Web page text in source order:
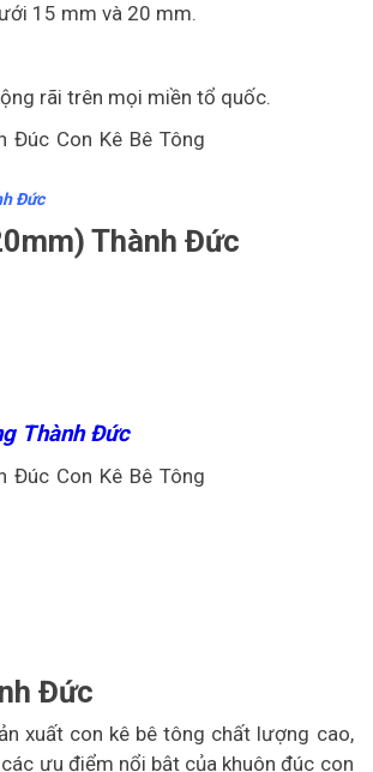
15 mm và 20 mm.
rãi trên mọi miền tổ quốc.
Đức
Thành Đức
Thành Đức
Đức
xuất con kê bê tông chất lượng cao,
ưu điểm nổi bật của khuôn đúc con